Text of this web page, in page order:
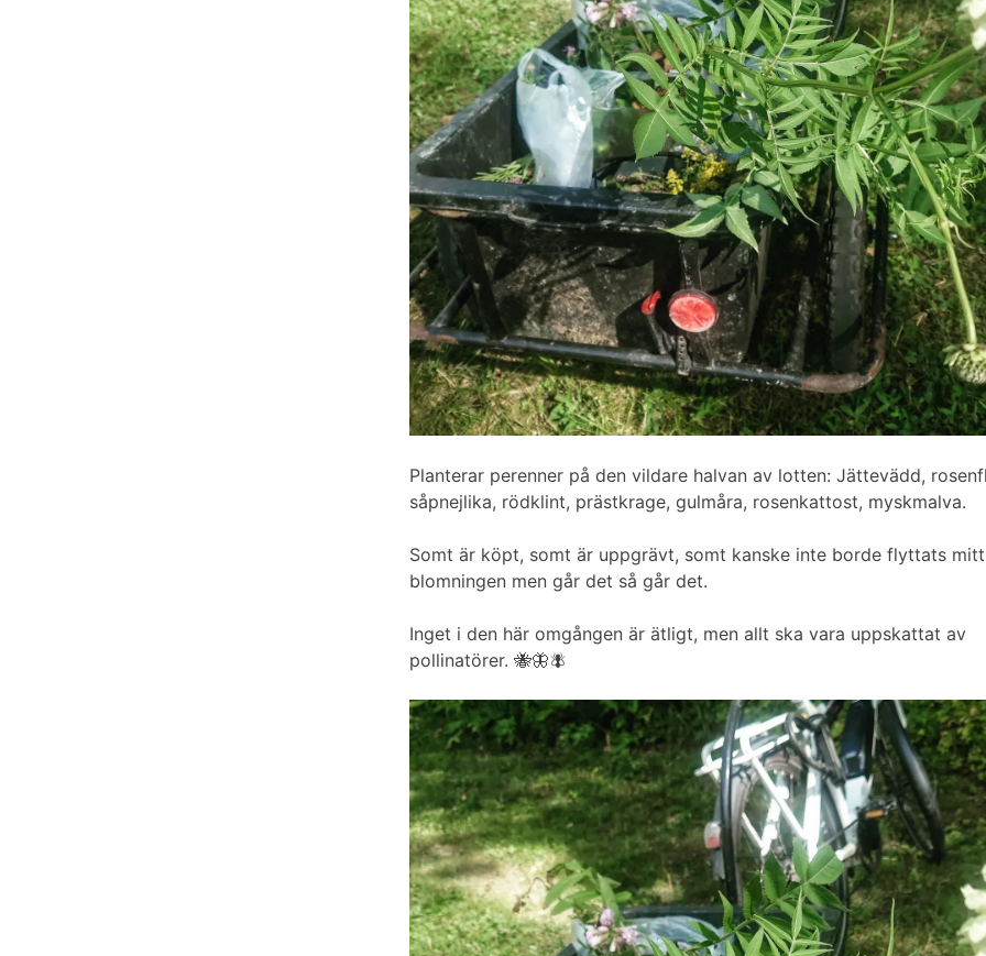
Planterar perenner på den vildare halvan av lotten: Jättevädd,
såpnejlika, rödklint, prästkrage, gulmåra, rosenkattost, myskmalva.
Somt är köpt, somt är uppgrävt, somt kanske inte borde flyttats
blomningen men går det så går det.
Inget i den här omgången är ätligt, men allt ska vara uppskattat av
pollinatörer. 🐝🦋🪰